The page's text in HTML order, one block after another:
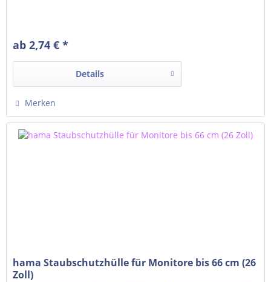
ab 2,74 € *
Details
Merken
hama Staubschutzhülle für Monitore bis 66 cm (26
Zoll)